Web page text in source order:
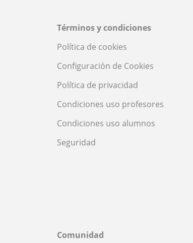
Términos y condiciones
Política de cookies
Configuración de Cookies
Política de privacidad
Condiciones uso profesores
Condiciones uso alumnos
Seguridad
Comunidad